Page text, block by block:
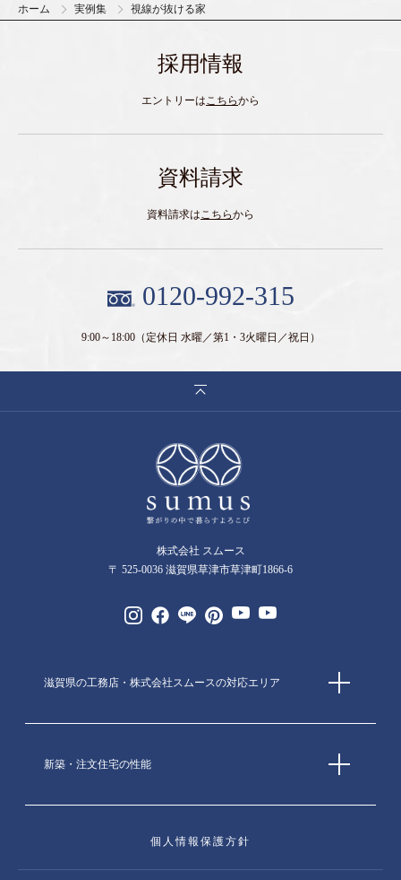
ホーム 実例集 視線が抜ける家
採用情報
エントリーは こちらから
資料請求
資料請求はこちらから
0120-992-315
9:00～18:00（定休日 水曜／第1・3火曜日／祝日）
株式会社 スムース
〒 525-0036 滋賀県草津市草津町1866-6
滋賀県の工務店・株式会社スムースの対応エリア
新築・注文住宅の性能
個人情報保護方針